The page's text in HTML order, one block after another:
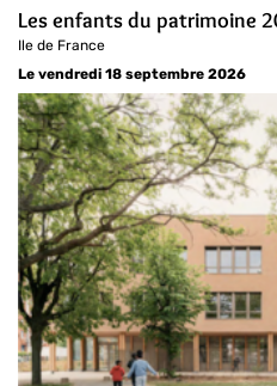
Les enfants du patrimoine
Ile de France
Le vendredi 18 septembre 2026